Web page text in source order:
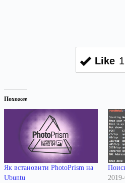
Like 1
Похожее
Як встановити PhotoPrism на
Ubuntu